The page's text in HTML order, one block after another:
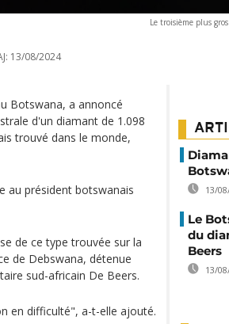
Le troisième plus
13/08/2024
Botswana, a annoncé
d'un diamant de 1.098
trouvé dans le monde,
au président botswanais
de ce type trouvée sur la
de Debswana, détenue
sud-africain De Beers.
en difficulté", a-t-elle ajouté.
13/
Le
du
Beers
13/